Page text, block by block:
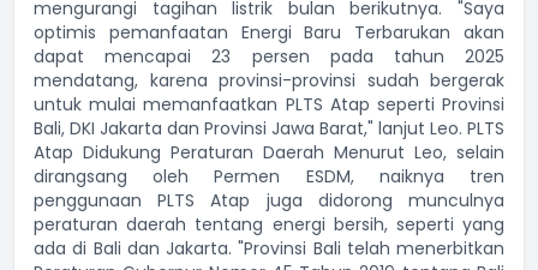
mengurangi tagihan listrik bulan berikutnya. "Saya
optimis pemanfaatan Energi Baru Terbarukan akan
dapat mencapai 23 persen pada tahun 2025
mendatang, karena provinsi-provinsi sudah bergerak
untuk mulai memanfaatkan PLTS Atap seperti Provinsi
Bali, DKI Jakarta dan Provinsi Jawa Barat," lanjut Leo. PLTS
Atap Didukung Peraturan Daerah Menurut Leo, selain
dirangsang oleh Permen ESDM, naiknya tren
penggunaan PLTS Atap juga didorong munculnya
peraturan daerah tentang energi bersih, seperti yang
ada di Bali dan Jakarta. "Provinsi Bali telah menerbitkan